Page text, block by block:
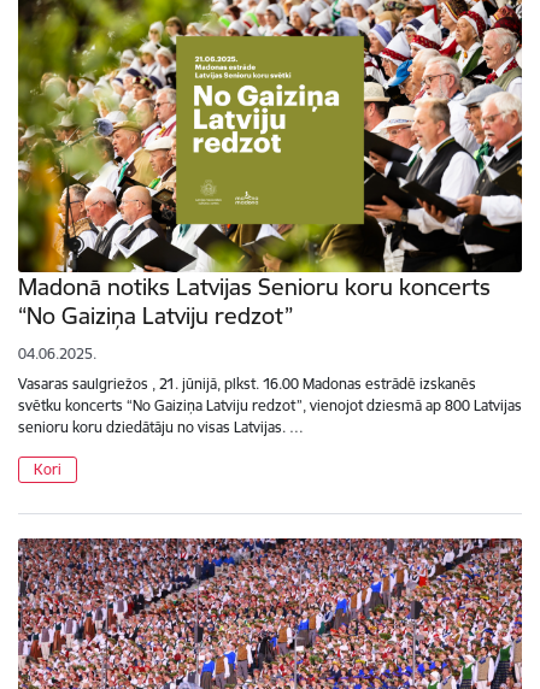
Madonā notiks Latvijas Senioru koru koncerts
“No Gaiziņa Latviju redzot”
04.06.2025.
Vasaras saulgriežos , 21. jūnijā, plkst. 16.00 Madonas estrādē izskanēs
svētku koncerts “No Gaiziņa Latviju redzot”, vienojot dziesmā ap 800 Latvijas
senioru koru dziedātāju no visas Latvijas. …
Kori